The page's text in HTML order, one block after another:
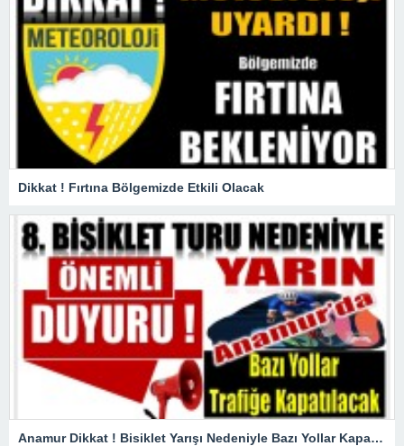
Dikkat ! Fırtına Bölgemizde Etkili Olacak
Anamur Dikkat ! Bisiklet Yarışı Nedeniyle Bazı Yollar Kapanacak